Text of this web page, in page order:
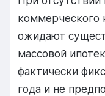
коммерческого
ожидают
массовой
фактически
года и не